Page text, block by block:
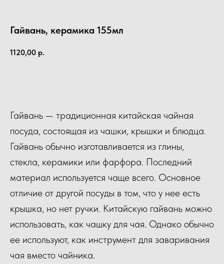
Гайвань, керамика 155мл
1120,00 р.
Гайвань — традиционная китайская чайная
посуда, состоящая из чашки, крышки и блюдца.
Гайвань обычно изготавливается из глины,
стекла, керамики или фарфора. Последний
материал используется чаще всего. Основное
отличие от другой посуды в том, что у нее есть
крышка, но нет ручки. Китайскую гайвань можно
использовать, как чашку для чая. Однако обычно
ее используют, как инструмент для заваривания
чая вместо чайника.